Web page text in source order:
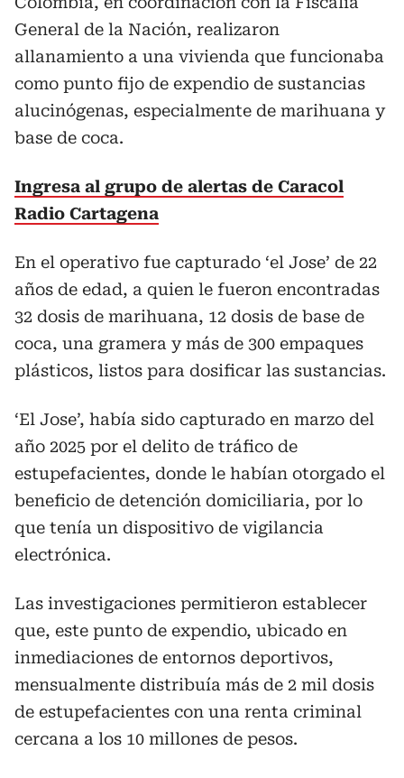
General de la Nación, realizaron
allanamiento a una vivienda que funcionaba
como punto fijo de expendio de sustancias
alucinógenas, especialmente de marihuana y
base de coca.
Ingresa al grupo de alertas de Caracol
Radio Cartagena
En el operativo fue capturado ‘el Jose’ de 22
años de edad, a quien le fueron encontradas
32 dosis de marihuana, 12 dosis de base de
coca, una gramera y más de 300 empaques
plásticos, listos para dosificar las sustancias.
‘El Jose’, había sido capturado en marzo del
año 2025 por el delito de tráfico de
estupefacientes, donde le habían otorgado el
beneficio de detención domiciliaria, por lo
que tenía un dispositivo de vigilancia
electrónica.
Las investigaciones permitieron establecer
que, este punto de expendio, ubicado en
inmediaciones de entornos deportivos,
mensualmente distribuía más de 2 mil dosis
de estupefacientes con una renta criminal
cercana a los 10 millones de pesos.